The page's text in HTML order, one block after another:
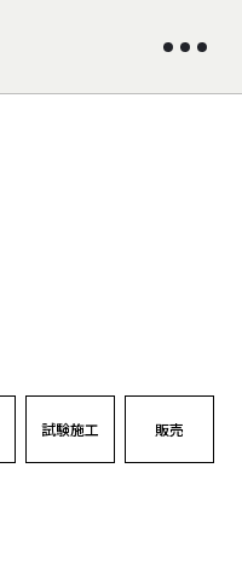
試験施工 販売